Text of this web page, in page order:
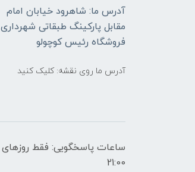
آدرس ما: شاهرود خیابان امام
مقابل پارکینگ طبقاتی شهرداری
فروشگاه رئیس کوچولو
آدرس ما روی نقشه: کلیک کنید
21:00